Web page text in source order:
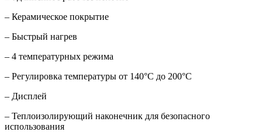
– Керамическое покрытие
– Быстрый нагрев
– 4 температурных режима
– Регулировка температуры от 140°С до 200°С
– Дисплей
– Теплоизолирующий наконечник для безопасного
использования